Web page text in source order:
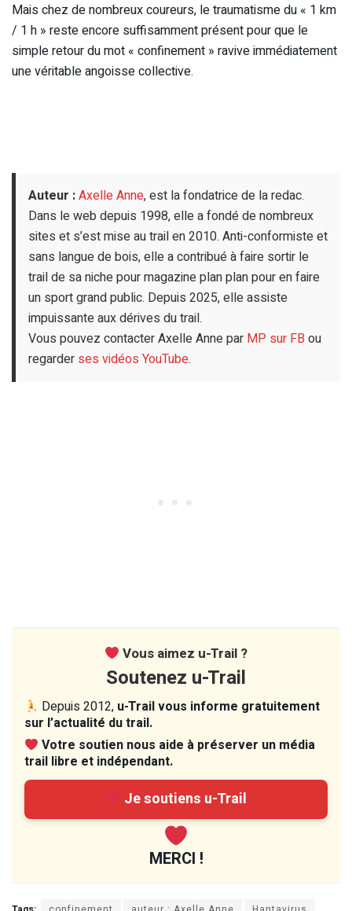
Mais chez de nombreux coureurs, le traumatisme du « 1 km
/ 1 h » reste encore suffisamment présent pour que le
simple retour du mot « confinement » ravive immédiatement
une véritable angoisse collective.
Auteur :Axelle Anne, est la fondatrice de la redac.
Dans le web depuis 1998, elle a fondé de nombreux
sites et s’est mise au trail en 2010. Anti-conformiste et
sans langue de bois, elle a contribué à faire sortir le
trail de sa niche pour magazine plan plan pour en faire
un sport grand public. Depuis 2025, elle assiste
impuissante aux dérives du trail.
Vous pouvez contacter Axelle Anne par MP sur FB ou
regarder ses vidéos YouTube.
Vous aimez u-Trail ?
Soutenez u-Trail
Depuis 2012, u-Trail vous informe gratuitement
sur l’actualité du trail.
Votre soutien nous aide à préserver un média
trail libre et indépendant.
Je soutiens u-Trail
MERCI !